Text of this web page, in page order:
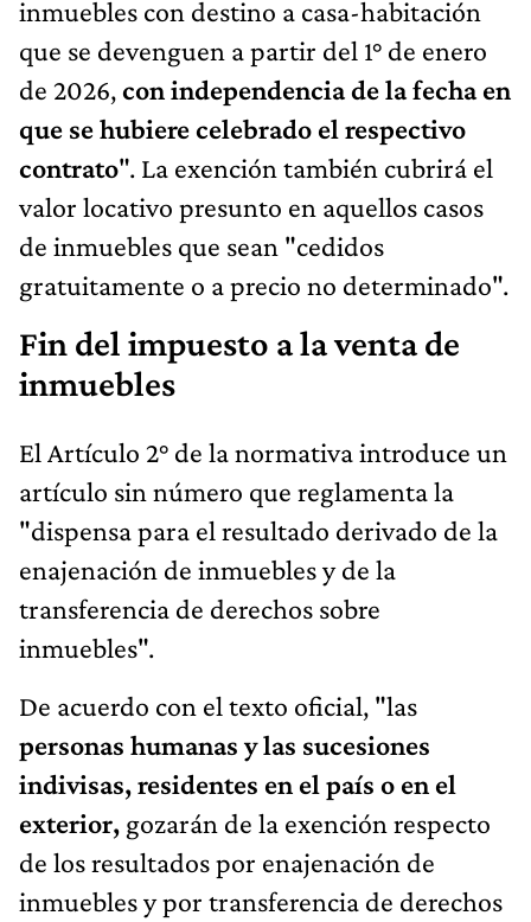
inmuebles con destino a casa-habitación
que se devenguen a partir del 1° de enero
de 2026,con independencia de la fecha en
que se hubiere celebrado el respectivo
contrato". La exención también cubrirá el
valor locativo presunto en aquellos casos
de inmuebles que sean "cedidos
gratuitamente o a precio no determinado".
Fin del impuesto a la venta de
inmuebles
El Artículo 2° de la normativa introduce un
artículo sin número que reglamenta la
"dispensa para el resultado derivado de la
enajenación de inmuebles y de la
transferencia de derechos sobre
inmuebles".
De acuerdo con el texto oficial, "las
personas humanas y las sucesiones
indivisas, residentes en el país o en el
exterior, gozarán de la exención respecto
de los resultados por enajenación de
inmuebles y por transferencia de derechos